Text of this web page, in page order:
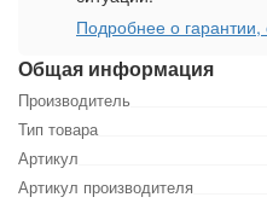
Общая информация
Производитель
Тип товара
Артикул
Артикул производителя
Подробнее о